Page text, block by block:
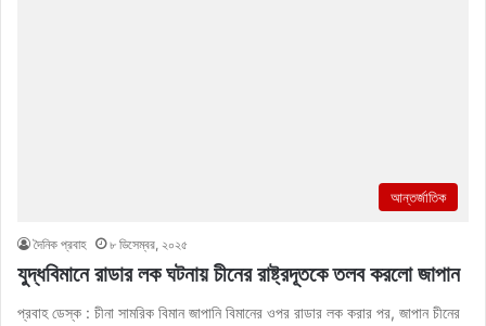
আন্তর্জাতিক
দৈনিক প্রবাহ ৮ ডিসেম্বর, ২০২৫
যুদ্ধবিমানে রাডার লক ঘটনায় চীনের রাষ্ট্রদূতকে তলব করলো জাপান
প্রবাহ ডেস্ক : চীনা সামরিক বিমান জাপানি বিমানের ওপর রাডার লক করার পর, জাপান চীনের